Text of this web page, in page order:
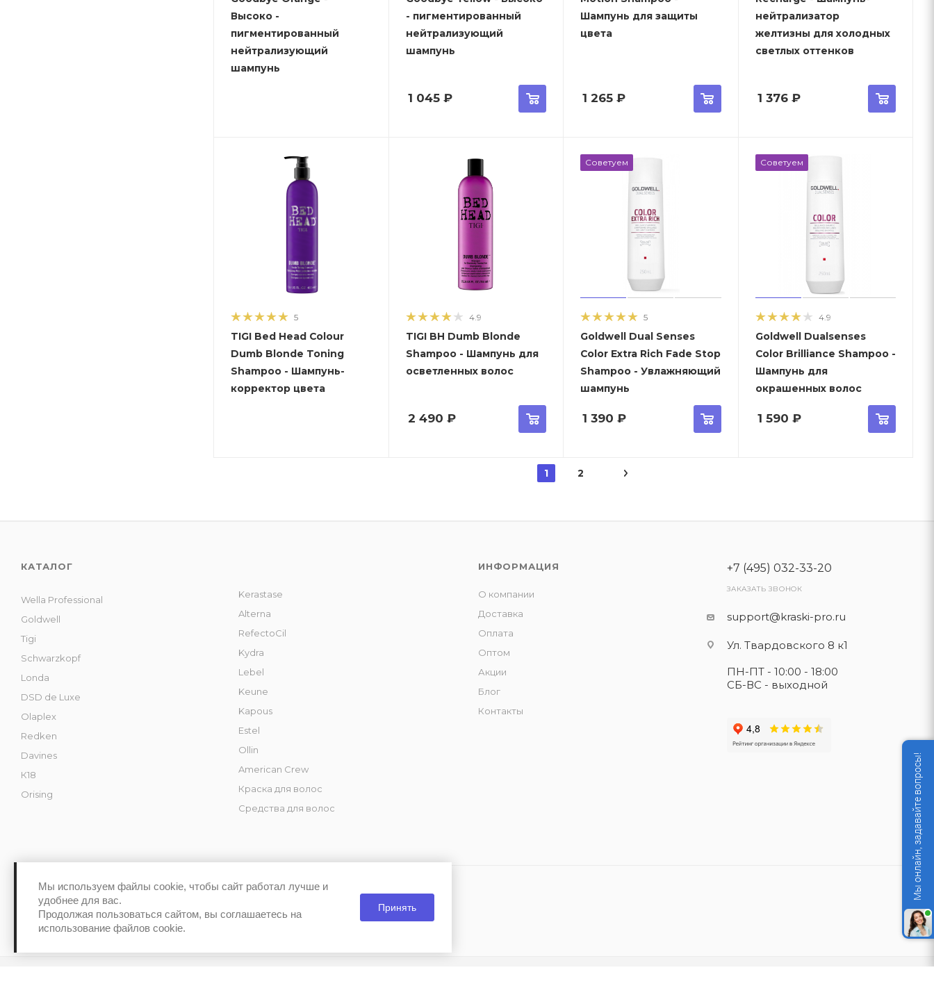
Высоко -
пигментированный
нейтрализующий
шампунь
- пигментированный
нейтрализующий
шампунь
1 045₽
Шампунь для защиты
цвета
1 265 ₽
нейтрализатор
желтизны для холодных
светлых оттенков
1 376₽
5
TIGI Bed Head Colour
Dumb Blonde Toning
Shampoo - Шампунь-
корректор цвета
4.9
TIGI BH Dumb Blonde
Shampoo - Шампунь для
осветленных волос
2 490 ₽
Советуем
5
Goldwell Dual Senses
Color Extra Rich Fade Stop
Shampoo - Увлажняющий
шампунь
1 390 ₽
Советуем
4.9
Goldwell Dualsenses
Color Brilliance Shampoo -
Шампунь для
окрашенных волос
1 590 ₽
1 2
КАТАЛОГ
Wella Professional
Goldwell
Tigi
Schwarzkopf
Londa
DSD de Luxe
Olaplex
Redken
Davines
К18
Orising
Kerastase
Alterna
RefectoCil
Kydra
Lebel
Keune
Kapous
Estel
Ollin
American Crew
Краска для волос
Средства для волос
ИНФОРМАЦИЯ
О компании
Доставка
Оплата
Оптом
Акции
Блог
Контакты
+7 (495) 032-33-20
ЗАКАЗАТЬ ЗВОНОК
support@kraski-pro.ru
Ул. Твардовского 8 к1
ПН-ПТ - 10:00 - 18:00
СБ-ВС - выходной
Интернет-магазин косметики Kraski-Pro 2026 ©
Мы используем файлы cookie, чтобы сайт работал лучше и
удобнее для вас.
Продолжая пользоваться сайтом, вы соглашаетесь на
использование файлов cookie.
Принять
Мы онлайн, задавайте вопросы!